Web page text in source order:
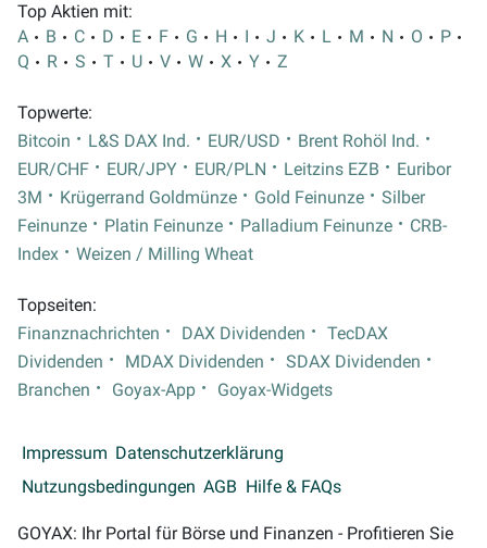
Top Aktien mit:
A
B C D E F G H I J K L M N O
P
Q
R S T U V W X Y Z
Topwerte:
Bitcoin
L&S DAX Ind. EUR/USD
Brent Rohöl Ind.
EUR/CHF
EUR/JPY EUR/PLN Leitzins EZB
Euribor
3M
Krügerrand Goldmünze Gold Feinunze
Silber
Feinunze
Platin Feinunze Palladium Feinunze
CRB-
Index
Weizen / Milling Wheat
Topseiten:
Finanznachrichten
DAX Dividenden
TecDAX
Dividenden
MDAX Dividenden
SDAX Dividenden
Branchen
Goyax-App Goyax-Widgets
Impressum Datenschutzerklärung
Nutzungsbedingungen AGB Hilfe & FAQs
GOYAX: Ihr Portal für Börse und Finanzen - Profitieren Sie